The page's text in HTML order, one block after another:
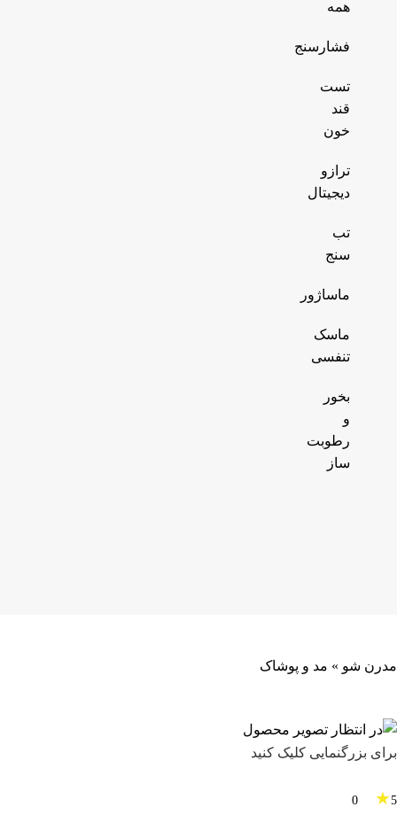
همه
فشارسنج
تست
قند
خون
ترازو
دیجیتال
تب
سنج
ماساژور
ماسک
تنفسی
بخور
و
رطوبت
ساز
مدرن شو » مد و پوشاک
برای بزرگنمایی کلیک کنید
5
★